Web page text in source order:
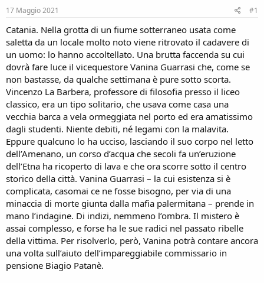
r
e
D
s
c
u
s
s
i
n
e
i
i
o
17 Maggio 2021 #1
Catania. Nella grotta di un fiume sotterraneo usata come
saletta da un locale molto noto viene ritrovato il cadavere di
un uomo: lo hanno accoltellato. Una brutta faccenda su cui
dovrà fare luce il vicequestore Vanina Guarrasi che, come se
non bastasse, da qualche settimana è pure sotto scorta.
Vincenzo La Barbera, professore di filosofia presso il liceo
classico, era un tipo solitario, che usava come casa una
vecchia barca a vela ormeggiata nel porto ed era amatissimo
dagli studenti. Niente debiti, né legami con la malavita.
Eppure qualcuno lo ha ucciso, lasciando il suo corpo nel letto
dell’Amenano, un corso d’acqua che secoli fa un’eruzione
dell’Etna ha ricoperto di lava e che ora scorre sotto il centro
storico della città. Vanina Guarrasi – la cui esistenza si è
complicata, casomai ce ne fosse bisogno, per via di una
minaccia di morte giunta dalla mafia palermitana – prende in
mano l’indagine. Di indizi, nemmeno l’ombra. Il mistero è
assai complesso, e forse ha le sue radici nel passato ribelle
della vittima. Per risolverlo, però, Vanina potrà contare ancora
una volta sull’aiuto dell’impareggiabile commissario in
pensione Biagio Patanè.